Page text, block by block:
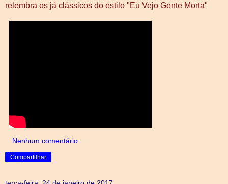
relembra os já clássicos do estilo "Eu Vejo Gente Morta"
Nenhum comentário:
Compartilhar